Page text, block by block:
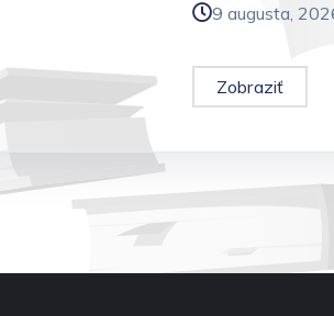
9 augusta,
Zobraziť